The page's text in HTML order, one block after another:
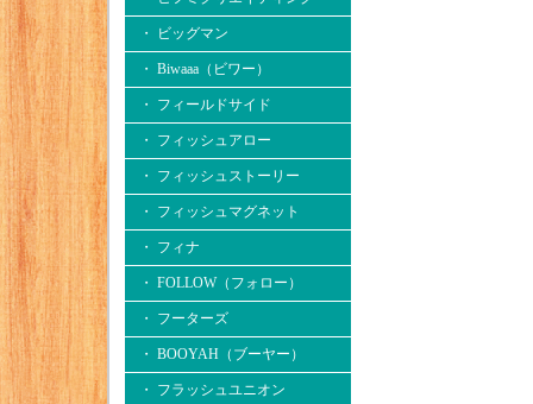
・ ビッグマン
・ Biwaaa（ビワー）
・ フィールドサイド
・ フィッシュアロー
・ フィッシュストーリー
・ フィッシュマグネット
・ フィナ
・ FOLLOW（フォロー）
・ フーターズ
・ BOOYAH（ブーヤー）
・ フラッシュユニオン